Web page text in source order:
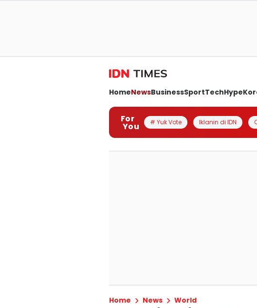
HomeNewsBusinessSportTechHype
For
You # Yuk Vote Iklanin di IDN
Home News World